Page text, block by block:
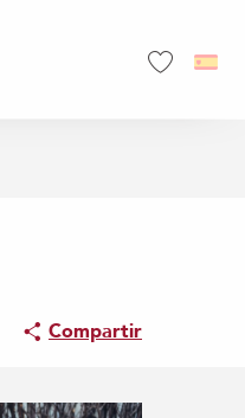
Compartir